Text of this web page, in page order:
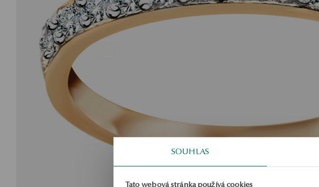
SOUHLAS
Tato webová stránka používá cookies